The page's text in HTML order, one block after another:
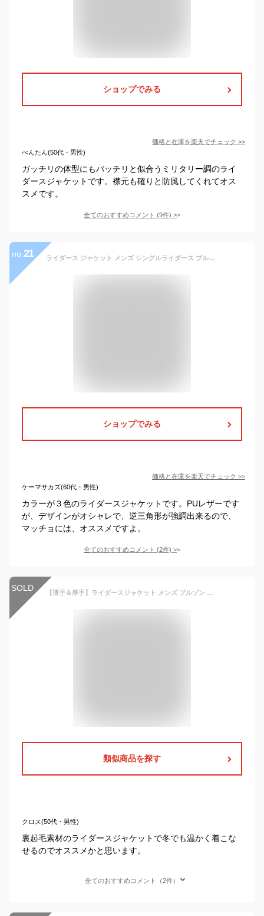
ショップでみる
価格と在庫を楽天でチェック >>
べんたん(50代・男性)
ガッチリの体型にもバッチリと似合うミリタリー調のライ
ダースジャケットです。襟元も確りと防風してくれてオス
スメです。
全てのおすすめコメント (9件) >
no. 21 ライダース ジャケット メンズ シングルライダース ブルゾン PUレザージャケット 合皮 バイカー ZIP W ダブル ファスナー 羽織り無地 黒 秋 ストリート 韓国 ファッション
ショップでみる
価格と在庫を楽天でチェック >>
ケーマサカズ(60代・男性)
カラーが３色のライダースジャケットです。PUレザーです
が、デザインがオシャレで、逆三角形が強調出来るので、
マッチョには、オススメですよ。
全てのおすすめコメント (2件) >
SOLD 【薄手＆厚手】ライダースジャケット メンズ ブルゾン レザージャケット 冬服 裏起毛 革ジャン ジャケット アウター 秋冬物 着痩せ お洒落 大きいサイズ 送料無料
類似商品を探す
クロス(50代・男性)
裏起毛素材のライダースジャケットで冬でも温かく着こな
せるのでオススメかと思います。
全てのおすすめコメント（2件）